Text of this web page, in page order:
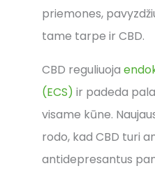
priemones,
tame tarpe ir CBD.
CBD reguliuoja
(ECS) ir padeda
visame kūne.
rodo, kad CBD turi
antidepresantus